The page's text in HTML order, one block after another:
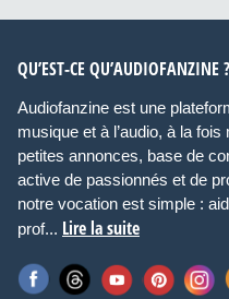
QU’EST-CE QU’AUDIOFANZINE ?
Audiofanzine est une
musique et à l’audio, à la
petites annonces, base de
active de passionnés et de
notre vocation est simple :
prof... Lire la suite